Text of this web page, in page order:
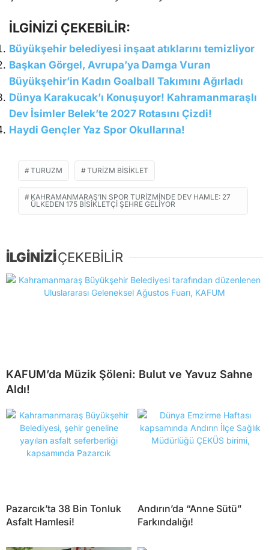
İLGİNİZİ ÇEKEBİLİR:
Büyükşehir belediyesi inşaat atıklarını temizliyor
Başkan Görgel, Avrupa’ya Damga Vuran
Büyükşehir’in Kadın Goalball Takımını Ağırladı
Dünya Karakucak’ı Konuşuyor! Kahramanmaraşlı
Dev İsimler Belek’te 2027 Rotasını Çizdi!
Haydi Gençler Yaz Spor Okullarına!
TURUZM TURİZM BİSİKLET
KAHRAMANMARAŞ’IN SPOR TURIZMINDE DEV HAMLE: 27
ÜLKEDEN 175 BISIKLETÇI ŞEHRE GELIYOR
İLGİNİZİÇEKEBİLİR
KAFUM’da Müzik Şöleni: Bulut ve Yavuz Sahne
Aldı!
Pazarcık’ta 38 Bin Tonluk
Asfalt Hamlesi!
Andırın’da “Anne Sütü”
Farkındalığı!